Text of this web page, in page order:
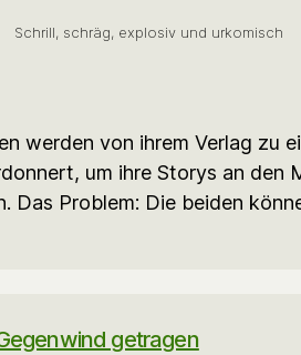
Schrill, schräg, explosiv und urkomisch
werden von ihrem Verlag zu
um ihre Storys an den
Das Problem: Die beiden
getragen